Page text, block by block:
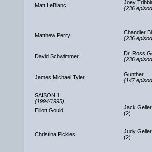
Matt LeBlanc
Joey
(236
Matthew Perry
Chandler
(236
David Schwimmer
Dr. Ross
(236
James Michael Tyler
Gunther
(147
SAISON 1
(1994/1995)
Elliott Gould
Jack Geller
(2)
Christina Pickles
Judy Geller
(2)